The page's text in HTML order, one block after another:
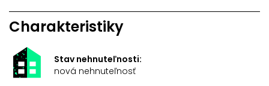
Charakteristiky
Stav nehnuteľnosti:
nová nehnuteľnosť